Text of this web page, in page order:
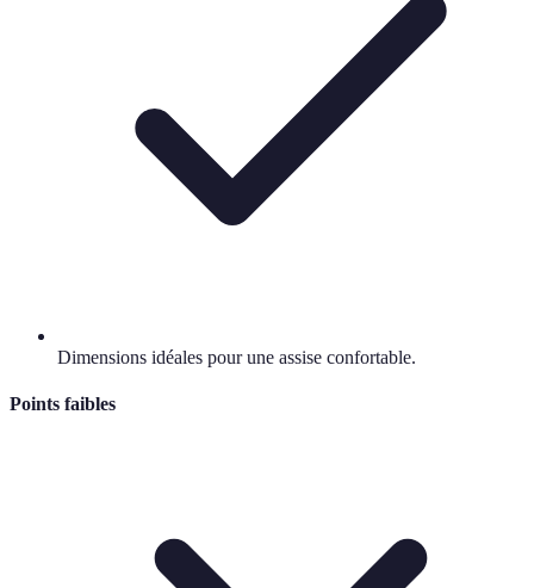
Dimensions idéales pour une assise confortable.
Points faibles